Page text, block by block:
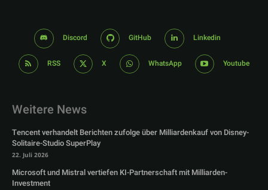
Discord GitHub Linkedin
RSS X WhatsApp Youtube
Weitere News
Tencent verhandelt Berichten zufolge über Milliardenkauf von Disney-
Solitaire-Studio SuperPlay
22. Juli 2026
Microsoft und Mistral vertiefen KI-Partnerschaft mit Milliarden-
Investment